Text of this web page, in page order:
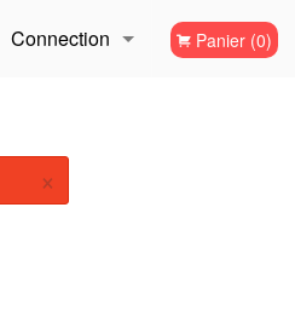
Connection Panier (0)
×